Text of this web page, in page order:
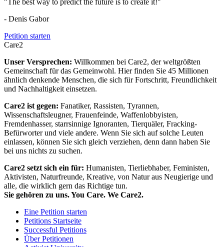
"The best way to predict the future is to create it!"
- Denis Gabor
Petition starten
Care2
Unser Versprechen: Willkommen bei Care2, der weltgrößten
Gemeinschaft für das Gemeinwohl. Hier finden Sie 45 Millionen
ähnlich denkende Menschen, die sich für Fortschritt, Freundlichkeit
und Nachhaltigkeit einsetzen.
Care2 ist gegen: Fanatiker, Rassisten, Tyrannen,
Wissenschaftsleugner, Frauenfeinde, Waffenlobbyisten,
Fremdenhasser, starrsinnige Ignoranten, Tierquäler, Fracking-
Befürworter und viele andere. Wenn Sie sich auf solche Leuten
einlassen, können Sie sich gleich verziehen, denn dann haben Sie
bei uns nichts zu suchen.
Care2 setzt sich ein für: Humanisten, Tierliebhaber, Feministen,
Aktivisten, Naturfreunde, Kreative, von Natur aus Neugierige und
alle, die wirklich gern das Richtige tun.
Sie gehören zu uns. You Care. We Care2.
Eine Petition starten
Petitions Startseite
Successful Petitions
Über Petitionen